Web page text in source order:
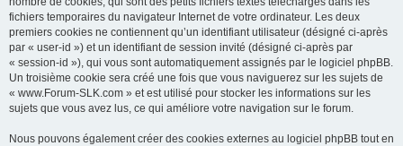
fichiers temporaires du navigateur Internet de votre ordinateur. Les deux
premiers cookies ne contiennent qu’un identifiant utilisateur (désigné ci-après
par « user-id ») et un identifiant de session invité (désigné ci-après par
« session-id »), qui vous sont automatiquement assignés par le logiciel phpBB.
Un troisième cookie sera créé une fois que vous naviguerez sur les sujets de
« www.Forum-SLK.com » et est utilisé pour stocker les informations sur les
sujets que vous avez lus, ce qui améliore votre navigation sur le forum.
Nous pouvons également créer des cookies externes au logiciel phpBB tout en